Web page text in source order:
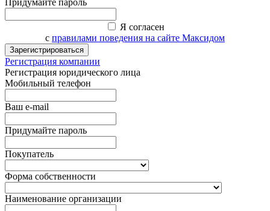
Придумайте пароль
Я согласен
с правилами поведения на сайте Максидом
Зарегистрироваться
Регистрация компании
Регистрация юридического лица
Мобильный телефон
Ваш e-mail
Придумайте пароль
Покупатель
Форма собственности
Наименование организации